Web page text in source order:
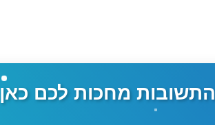
התשובות מחכות לכם כאן